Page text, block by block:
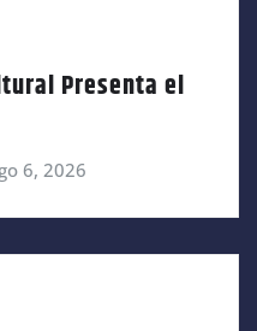
Presenta el
6, 2026